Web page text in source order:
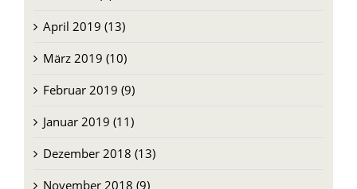
April 2019 (13)
März 2019 (10)
Februar 2019 (9)
Januar 2019 (11)
Dezember 2018 (13)
November 2018 (9)